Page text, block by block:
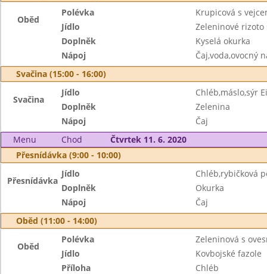
Oběd
Polévka
Krupicová s
Jídlo
Zeleninové rizoto
Doplněk
Kyselá okurka
Nápoj
Čaj,voda,ovocný
Svačina (15:00 - 16:00)
Svačina
Jídlo
Chléb,máslo,sýr
Doplněk
Zelenina
Nápoj
Čaj
Menu
Chod
Čtvrtek 11. 6. 2020
Přesnídávka (9:00 - 10:00)
Přesnídávka
Jídlo
Chléb,rybičková
Doplněk
Okurka
Nápoj
Čaj
Oběd (11:00 - 14:00)
Oběd
Polévka
Zeleninová s
Jídlo
Kovbojské fazole
Příloha
Chléb